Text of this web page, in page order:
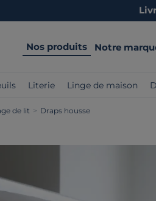
Nos produits Notre
Literie Linge de maison
de lit > Draps housse